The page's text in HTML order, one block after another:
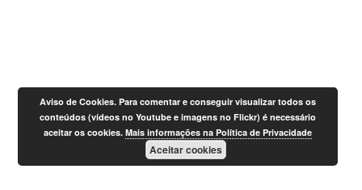
Aviso de Cookies. Para comentar e conseguir visualizar todos os
conteúdos (vídeos no Youtube e imagens no Flickr) é necessário
aceitar os cookies.Mais informações na Política de Privacidade
Aceitar cookies